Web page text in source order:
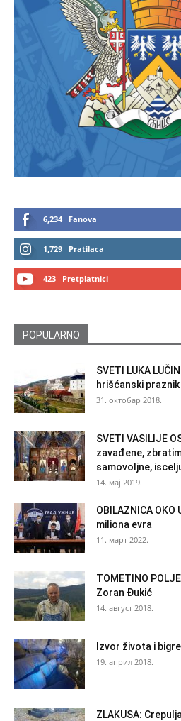
6,234 Fanova
1,729 Pratilaca
423 Pretplatnici
POPULARNO
SVETI LUKA
hrišćanski praznik
31. октобар 2018.
SVETI VASILIJE
zavađene,
samovoljne,
14. мај 2019.
OBILAZNICA
miliona evra
11. март 2022.
TOMETINO
Zoran Đukić
14. август 2018.
Izvor života i
19. април 2018.
ZLAKUSA: